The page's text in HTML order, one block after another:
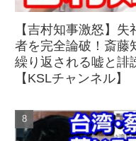
【吉村知事激怒】
者を完全論破！斎藤
繰り返される嘘と誹
【KSLチャンネル】